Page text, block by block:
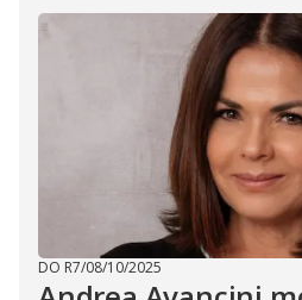
DO R7/08/10/2025